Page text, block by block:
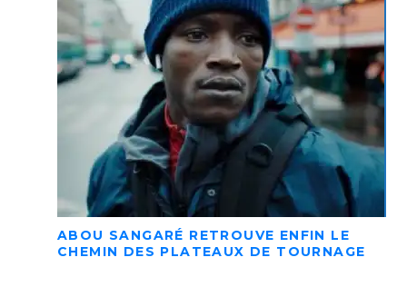
ABOU SANGARÉ RETROUVE ENFIN LE
CHEMIN DES PLATEAUX DE TOURNAGE